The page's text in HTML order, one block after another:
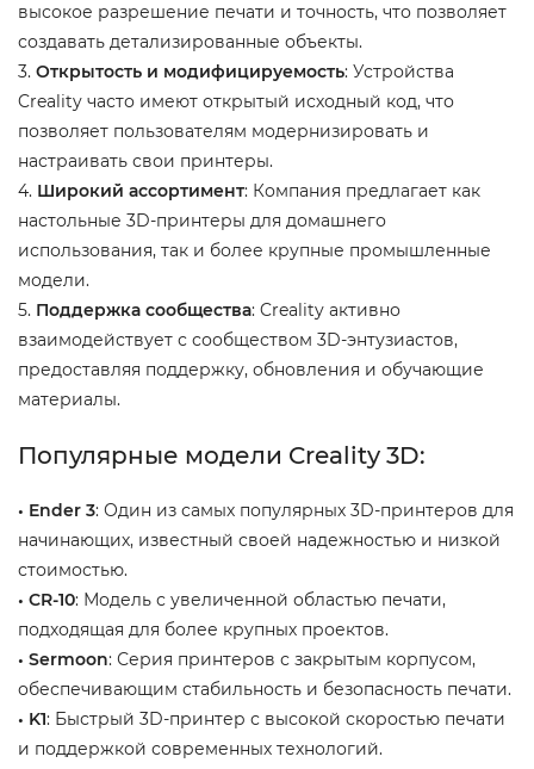
высокое разрешение печати и точность, что позволяет
создавать детализированные объекты.
3. Открытость и модифицируемость: Устройства
Creality часто имеют открытый исходный код, что
позволяет пользователям модернизировать и
настраивать свои принтеры.
4. Широкий ассортимент: Компания предлагает как
настольные 3D-принтеры для домашнего
использования, так и более крупные промышленные
модели.
5. Поддержка сообщества: Creality активно
взаимодействует с сообществом 3D-энтузиастов,
предоставляя поддержку, обновления и обучающие
материалы.
Популярные модели Creality 3D:
• Ender 3: Один из самых популярных 3D-принтеров для
начинающих, известный своей надежностью и низкой
стоимостью.
• CR-10: Модель с увеличенной областью печати,
подходящая для более крупных проектов.
• Sermoon: Серия принтеров с закрытым корпусом,
обеспечивающим стабильность и безопасность печати.
• K1: Быстрый 3D-принтер с высокой скоростью печати
и поддержкой современных технологий.